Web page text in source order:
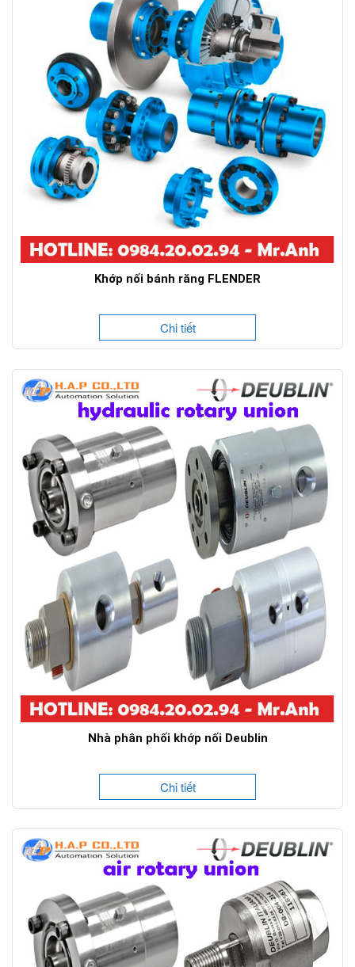
Khớp nối bánh răng FLENDER
Chi tiết
Nhà phân phối khớp nối Deublin
Chi tiết